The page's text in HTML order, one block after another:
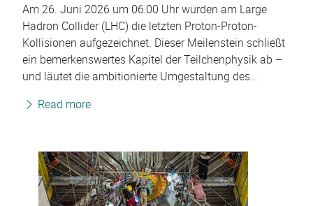
Am 26. Juni 2026 um 06:00 Uhr wurden am Large
Hadron Collider (LHC) die letzten Proton-Proton-
Kollisionen aufgezeichnet. Dieser Meilenstein schließt
ein bemerkenswertes Kapitel der Teilchenphysik ab –
und läutet die ambitionierte Umgestaltung des…
Read more